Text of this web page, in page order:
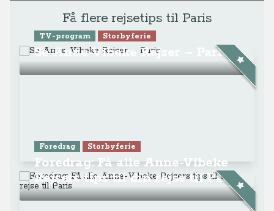
Få flere rejsetips til Paris
TV-program Storbyferie
Se Anne-Vibeke Rejser – Paris
Foredrag Storbyferie
Foredrag: Få alle Anne-Vibeke
Rejsers tips til din rejse til Paris